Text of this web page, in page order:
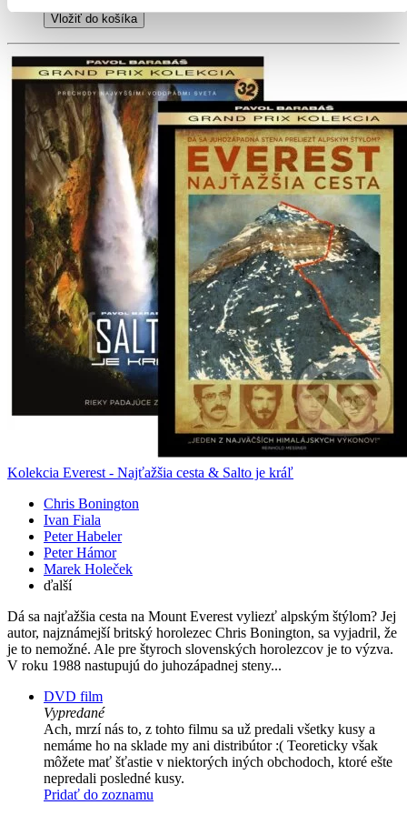
Vložiť do košíka
Kolekcia Everest - Najťažšia cesta & Salto je kráľ
Chris Bonington
Ivan Fiala
Peter Habeler
Peter Hámor
Marek Holeček
ďalší
Dá sa najťažšia cesta na Mount Everest vyliezť alpským štýlom? Jej
autor, najznámejší britský horolezec Chris Bonington, sa vyjadril, že
je to nemožné. Ale pre štyroch slovenských horolezcov je to výzva.
V roku 1988 nastupujú do juhozápadnej steny...
DVD film
Vypredané
Ach, mrzí nás to, z tohto filmu sa už predali všetky kusy a
nemáme ho na sklade my ani distribútor :( Teoreticky však
môžete mať šťastie v niektorých iných obchodoch, ktoré ešte
nepredali posledné kusy.
Pridať do zoznamu